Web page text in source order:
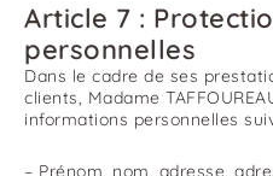
Article 7 :
personnelles
Dans le cadre de ses
clients, Madame
informations personnelles
– Prénom, nom, adresse,